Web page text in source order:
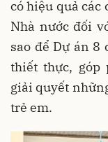
có hiệu quả các
Nhà nước đối
sao để Dự án 8
thiết thực, góp
giải quyết
trẻ em.